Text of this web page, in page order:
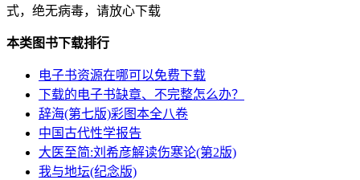
式，绝无病毒，请放心下载
本类图书下载排行
电子书资源在哪可以免费下载
下载的电子书缺章、不完整怎么办？
辞海(第七版)彩图本全八卷
中国古代性学报告
大医至简:刘希彦解读伤寒论(第2版)
我与地坛(纪念版)